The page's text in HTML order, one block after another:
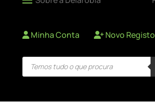
Minha Conta Novo Registo
Products
search